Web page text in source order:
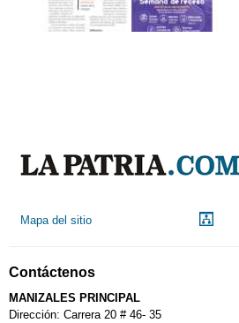
Mapa del sitio
Contáctenos
MANIZALES PRINCIPAL
Dirección: Carrera 20 # 46- 35